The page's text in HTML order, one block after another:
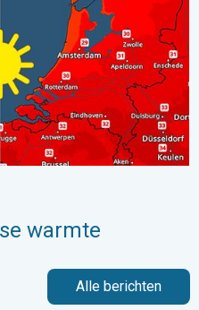
warmte
Alle berichten